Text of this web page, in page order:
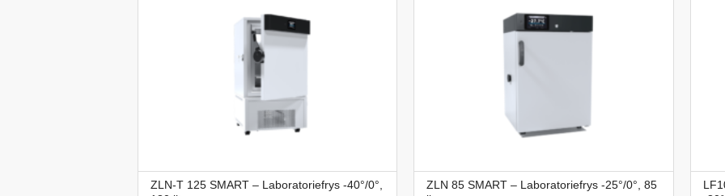
ZLN-T 125 SMART – Laboratoriefrys -40°/0°,
ZLN 85 SMART – Laboratoriefrys -25°/0°, 85